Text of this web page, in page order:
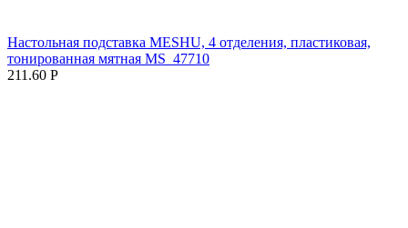
Настольная подставка MESHU, 4 отделения, пластиковая,
тонированная мятная MS_47710
211.60 Р